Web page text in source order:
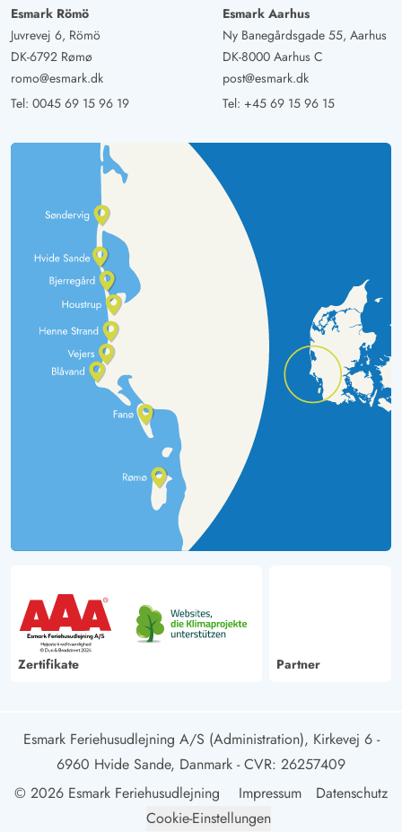
Esmark Römö
Juvrevej 6, Römö
DK-6792 Rømø
romo@esmark.dk
Tel: 0045 69 15 96 19
Esmark Aarhus
Ny Banegårdsgade 55, Aarhus
DK-8000 Aarhus C
post@esmark.dk
Tel: +45 69 15 96 15
Zertifikate Partner
Esmark Feriehusudlejning A/S (Administration), Kirkevej 6 -
6960 Hvide Sande, Danmark - CVR: 26257409
© 2026 Esmark Feriehusudlejning
Impressum
Datenschutz
Cookie-Einstellungen